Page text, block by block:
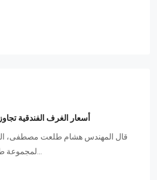
أسعار الغرف الفندقية تجاوزت 1000
قال المهندس هشام طلعت مصطفى،